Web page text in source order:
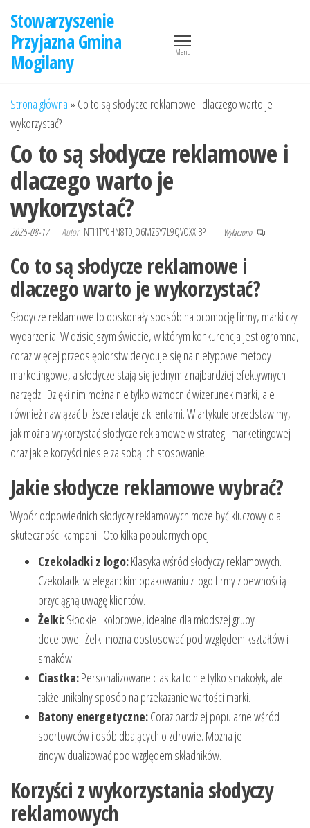
treści
Stowarzyszenie
Przyjazna Gmina
Mogilany
Menu
Strona główna » Co to są słodycze reklamowe i dlaczego warto je
wykorzystać?
Co to są słodycze reklamowe i
dlaczego warto je
wykorzystać?
2025-08-17 Autor NTI1TY0HN8TDJO6MZSY7L9QVOXXIBP Wyłączono
Co to są słodycze reklamowe i
dlaczego warto je wykorzystać?
Słodycze reklamowe to doskonały sposób na promocję firmy, marki czy
wydarzenia. W dzisiejszym świecie, w którym konkurencja jest ogromna,
coraz więcej przedsiębiorstw decyduje się na nietypowe metody
marketingowe, a słodycze stają się jednym z najbardziej efektywnych
narzędzi. Dzięki nim można nie tylko wzmocnić wizerunek marki, ale
również nawiązać bliższe relacje z klientami. W artykule przedstawimy,
jak można wykorzystać słodycze reklamowe w strategii marketingowej
oraz jakie korzyści niesie za sobą ich stosowanie.
Jakie słodycze reklamowe wybrać?
Wybór odpowiednich słodyczy reklamowych może być kluczowy dla
skuteczności kampanii. Oto kilka popularnych opcji:
Czekoladki z logo:Klasyka wśród słodyczy reklamowych.
Czekoladki w eleganckim opakowaniu z logo firmy z pewnością
przyciągną uwagę klientów.
Żelki:Słodkie i kolorowe, idealne dla młodszej grupy
docelowej. Żelki można dostosować pod względem kształtów i
smaków.
Ciastka:Personalizowane ciastka to nie tylko smakołyk, ale
także unikalny sposób na przekazanie wartości marki.
Batony energetyczne:Coraz bardziej popularne wśród
sportowców i osób dbających o zdrowie. Można je
zindywidualizować pod względem składników.
Korzyści z wykorzystania słodyczy
reklamowych